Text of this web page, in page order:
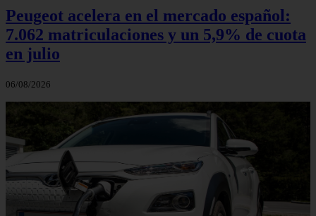
Peugeot acelera en el mercado español:
7.062 matriculaciones y un 5,9% de cuota
en julio
06/08/2026